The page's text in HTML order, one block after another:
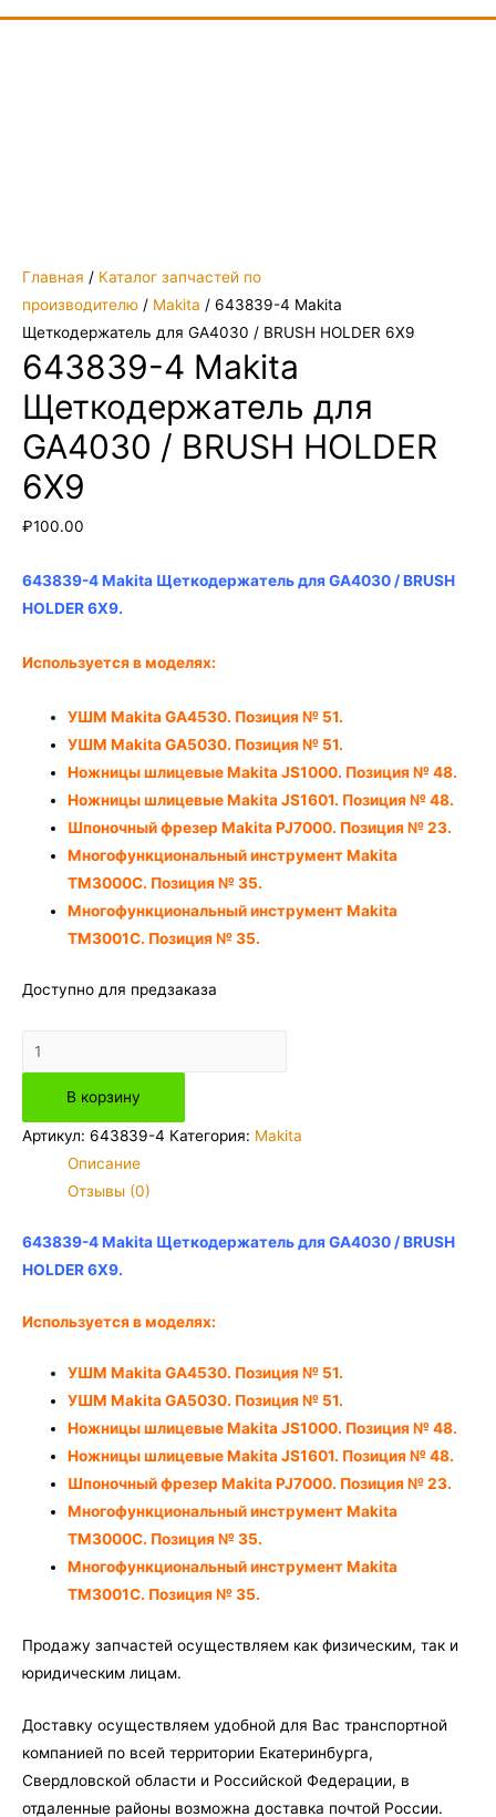
Главная / Каталог запчастей по
производителю / Makita / 643839-4 Makita
Щеткодержатель для GA4030 / BRUSH HOLDER 6X9
643839-4 Makita
Щеткодержатель для
GA4030 / BRUSH HOLDER
6X9
₽100.00
643839-4 Makita Щеткодержатель для GA4030 / BRUSH
HOLDER 6X9.
Используется в моделях:
УШМ Makita GA4530. Позиция № 51.
УШМ Makita GA5030. Позиция № 51.
Ножницы шлицевые Makita JS1000. Позиция № 48.
Ножницы шлицевые Makita JS1601. Позиция № 48.
Шпоночный фрезер Makita PJ7000. Позиция № 23.
Многофункциональный инструмент Makita
TM3000C. Позиция № 35.
Многофункциональный инструмент Makita
TM3001C. Позиция № 35.
Доступно для предзаказа
Количество
товара
643839-
4
Щеткодержатель
GA4030
/
HOLDER
В корзину
Артикул: 643839-4 Категория: Makita
Описание
Отзывы (0)
643839-4 Makita Щеткодержатель для GA4030 / BRUSH
HOLDER 6X9.
Используется в моделях:
УШМ Makita GA4530. Позиция № 51.
УШМ Makita GA5030. Позиция № 51.
Ножницы шлицевые Makita JS1000. Позиция № 48.
Ножницы шлицевые Makita JS1601. Позиция № 48.
Шпоночный фрезер Makita PJ7000. Позиция № 23.
Многофункциональный инструмент Makita
TM3000C. Позиция № 35.
Многофункциональный инструмент Makita
TM3001C. Позиция № 35.
Продажу запчастей осуществляем как физическим, так и
юридическим лицам.
Доставку осуществляем удобной для Вас транспортной
компанией по всей территории Екатеринбурга,
Свердловской области и Российской Федерации, в
отдаленные районы возможна доставка почтой России.